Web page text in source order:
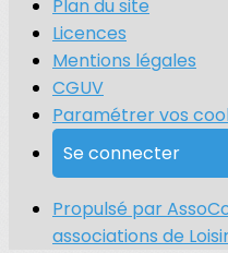
Plan du site
Licences
Mentions légales
CGUV
Paramétrer vos
Se connecter
Propulsé par
associations de